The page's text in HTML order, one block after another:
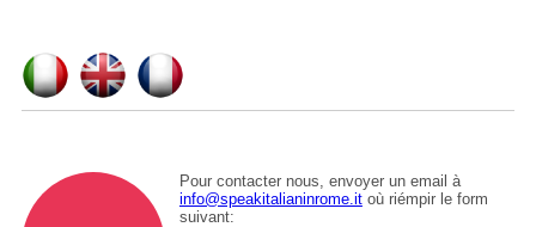
Pour contacter nous, envoyer un email à
info@speakitalianinrome.itoù riémpir le form
suivant: